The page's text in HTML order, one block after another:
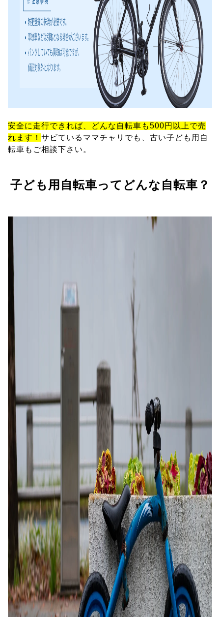
安全に走行できれば、どんな自転車も500円以上で売
れます！ サビているママチャリでも、古い子ども用自
転車もご相談下さい。
子ども用自転車ってどんな自転車？